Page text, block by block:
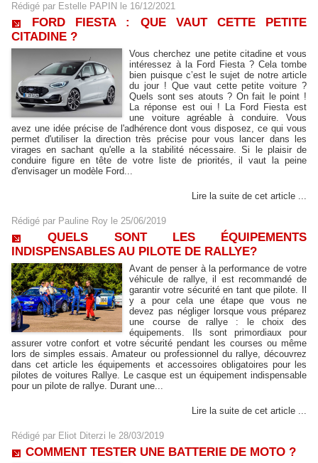
Rédigé par Estelle PAPIN le 16/12/2021
FORD FIESTA : QUE VAUT CETTE PETITE
CITADINE ?
Vous cherchez une petite citadine et vous
intéressez à la Ford Fiesta ? Cela tombe
bien puisque c’est le sujet de notre article
du jour ! Que vaut cette petite voiture ?
Quels sont ses atouts ? On fait le point !
La réponse est oui ! La Ford Fiesta est
une voiture agréable à conduire. Vous
avez une idée précise de l'adhérence dont vous disposez, ce qui vous
permet d'utiliser la direction très précise pour vous lancer dans les
virages en sachant qu'elle a la stabilité nécessaire. Si le plaisir de
conduire figure en tête de votre liste de priorités, il vaut la peine
d'envisager un modèle Ford...
Lire la suite de cet article ...
Rédigé par Pauline Roy le 25/06/2019
QUELS SONT LES ÉQUIPEMENTS
INDISPENSABLES AU PILOTE DE RALLYE?
Avant de penser à la performance de votre
véhicule de rallye, il est recommandé de
garantir votre sécurité en tant que pilote. Il
y a pour cela une étape que vous ne
devez pas négliger lorsque vous préparez
une course de rallye : le choix des
équipements. Ils sont primordiaux pour
assurer votre confort et votre sécurité pendant les courses ou même
lors de simples essais. Amateur ou professionnel du rallye, découvrez
dans cet article les équipements et accessoires obligatoires pour les
pilotes de voitures Rallye. Le casque est un équipement indispensable
pour un pilote de rallye. Durant une...
Lire la suite de cet article ...
Rédigé par Eliot Diterzi le 28/03/2019
COMMENT TESTER UNE BATTERIE DE MOTO ?